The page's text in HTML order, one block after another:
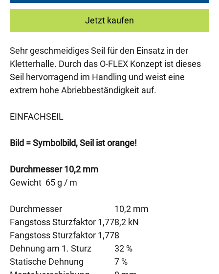
Jetzt kaufen
Sehr geschmeidiges Seil für den Einsatz in der
Kletterhalle. Durch das O-FLEX Konzept ist dieses
Seil hervorragend im Handling und weist eine
extrem hohe Abriebbeständigkeit auf.
EINFACHSEIL
Bild = Symbolbild, Seil ist orange!
Durchmesser 10,2 mm
Gewicht 65 g / m
Durchmesser
10,2 mm
Fangstoss Sturzfaktor 1,778,2 kN
Fangstoss Sturzfaktor 1,778
Dehnung am 1. Sturz
32 %
Statische Dehnung
7 %